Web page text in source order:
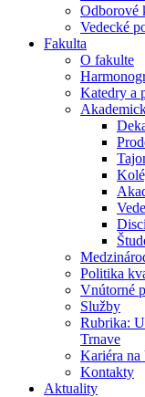
Odborové
Vedecké
Fakulta
O fakulte
Katedry a
Politika
Vnútorné
Služby
Rubrika:
Trnave
Kariéra
Kontakty
Aktuality